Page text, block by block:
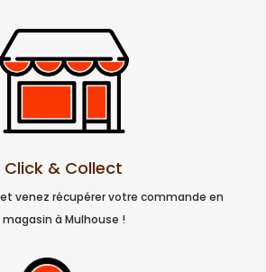
Click & Collect
venez récupérer votre commande en
magasin à Mulhouse !